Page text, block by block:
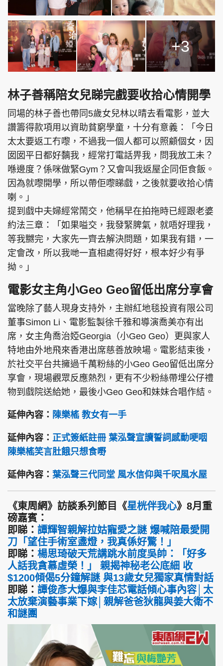
+3
林子善稱陪女兒睇完戲要收拾心情開學
同場的林子善也帶同5歲女兒林以晴去看電影，並大
讚籌得款項用以資助貧窮學童，十分有意義：「今日
太太要返工冇嚟，不過我一個人都可以照顧個女，因
囡囡平日都好黐我，經常打電話畀我，問我放工未？
喺邊度？係咪做緊Gym？又會叫我返屋企同佢食飯。
因為就嚟開學，所以帶佢嚟睇戲，之後就要收拾心情
喇。」
提到戲中夫婦經常鬧交，他稱早在拍拖時已經跟老婆
約法三章：「如果嗌交，我發緊脾氣，就唔好理我，
等我嬲完，大家先一齊去解決問題，如果我有錯，一
定會改，所以我哋一直相處得好好，根本好少有爭
拗。」
電影女主角小Geo Geo留低出席分享會
當晚除了藝人現身支持外，主辦紅地毯投資有限公司
董事Simon Li、電影監製徐千雅和導演喬美亦有出
席，女主角喬治婭Georgia（小Geo Geo）更與家人
特地由外地飛來香港出席慈善放映場。電影結束後，
於社交平台共擁過千萬粉絲的小Geo Geo留低出席分
享會，現場觀眾反應熱烈，更有不少粉絲帶埋公仔禮
物到戲院送給她，最後小Geo Geo和妹妹合唱作結。
延伸內容： 陳樂榣 教女有一手
延伸內容： 正式簽紙註冊 葉泓聲宣讀誓詞感動哽咽
陳樂榣笑言肚餓只想食嘢
延伸內容： 葉泓聲三代同堂 風水信仰與千呎風水屋
《東周網》訪談系列節目《星桄伴我心》8月重
磅嘉賓：
即睇： 譚輝智親解拉姑寵愛之謎 爆喊陪最愛開
刀「望住手術室盞燈，我真係好驚！」
即睇： 楊思琦破天荒講跳水前度吳帥：「好多
人話我貪慕虛榮！」 親揭神秘老公底細 收
$1200傾偈5分鐘解謎 與13歲女兒獨家真情對話
即睇： 譚俊彥大爆與李佳芯電話傾心事內容│太
太放棄演藝事業下嫁│親解爸爸狄龍與姜大衛不
和謎團